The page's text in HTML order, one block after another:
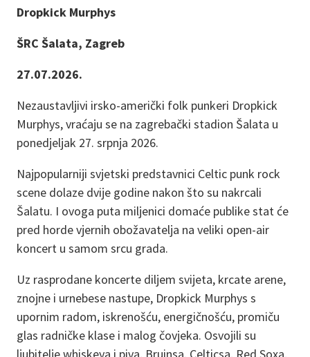
Dropkick Murphys
ŠRC Šalata, Zagreb
27.07.2026.
Nezaustavljivi irsko-američki folk punkeri Dropkick
Murphys, vraćaju se na zagrebački stadion Šalata u
ponedjeljak 27. srpnja 2026.
Najpopularniji svjetski predstavnici Celtic punk rock
scene dolaze dvije godine nakon što su nakrcali
Šalatu. I ovoga puta miljenici domaće publike stat će
pred horde vjernih obožavatelja na veliki open-air
koncert u samom srcu grada.
Uz rasprodane koncerte diljem svijeta, krcate arene,
znojne i urnebese nastupe, Dropkick Murphys s
upornim radom, iskrenošću, energičnošću, promiču
glas radničke klase i malog čovjeka. Osvojili su